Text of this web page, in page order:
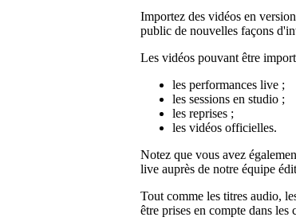
Importez des vidéos en
public de nouvelles façons
Les vidéos pouvant être
les performances live ;
les sessions en studio ;
les reprises ;
les vidéos officielles.
Notez que vous avez
live auprès de notre équipe
Tout comme les titres audio,
être prises en compte dans les